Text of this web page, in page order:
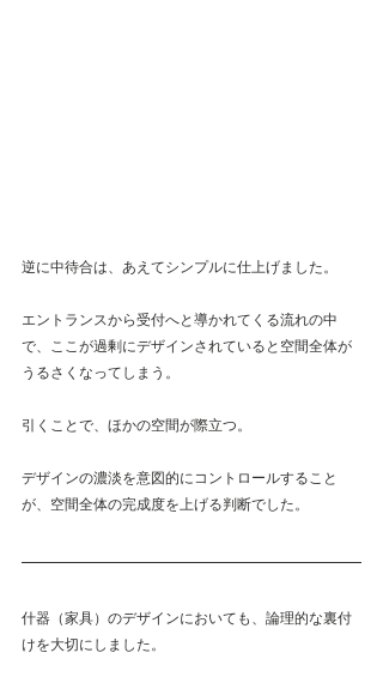
逆に中待合は、あえてシンプルに仕上げました。
エントランスから受付へと導かれてくる流れの中
で、ここが過剰にデザインされていると空間全体が
うるさくなってしまう。
引くことで、ほかの空間が際立つ。
デザインの濃淡を意図的にコントロールすること
が、空間全体の完成度を上げる判断でした。
什器（家具）のデザインにおいても、論理的な裏付
けを大切にしました。